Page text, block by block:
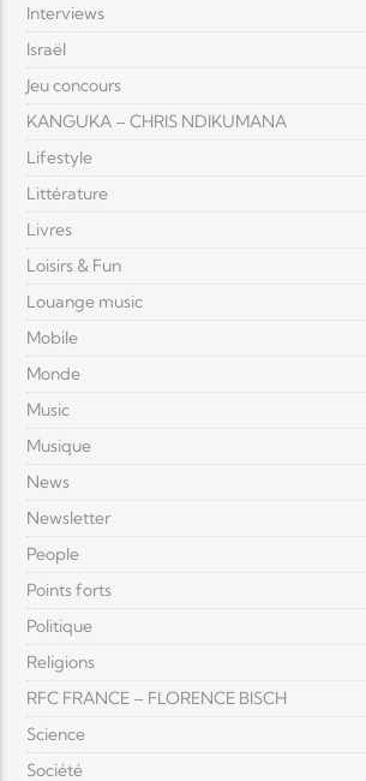
Interviews
Israël
Jeu concours
KANGUKA – CHRIS NDIKUMANA
Lifestyle
Littérature
Livres
Loisirs & Fun
Louange music
Mobile
Monde
Music
Musique
News
Newsletter
People
Points forts
Politique
Religions
RFC FRANCE – FLORENCE BISCH
Science
Société